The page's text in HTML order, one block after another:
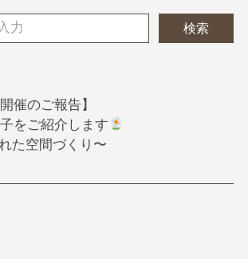
検索
催のご報告】
をご紹介します
た空間づくり〜